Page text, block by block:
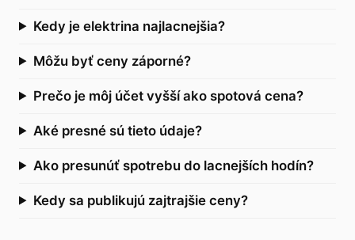
Kedy je elektrina najlacnejšia?
Môžu byť ceny záporné?
Prečo je môj účet vyšší ako spotová cena?
Aké presné sú tieto údaje?
Ako presunúť spotrebu do lacnejších hodín?
Kedy sa publikujú zajtrajšie ceny?